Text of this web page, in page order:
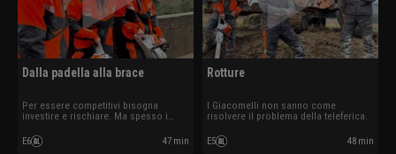
Dalla padella alla brace
Per essere competitivi bisogna
investire e rischiare. Ma spesso i
bisogna essere disposti a rilanciare.
Per chi ha cercato fortuna lontano del
E6 47 min
Rotture
I Giacomelli non sanno come
risolvere il problema della teleferica.
E5 48 min